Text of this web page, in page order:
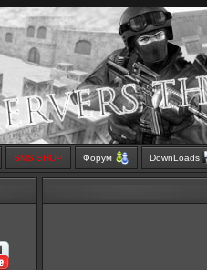
SMS SHOP Форум DownLoads